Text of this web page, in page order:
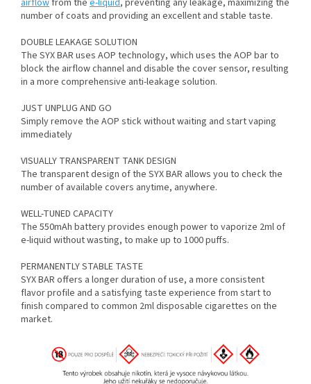
airflowfrom the e-liquid, preventing any leakage, maximizing the
number of coats and providing an excellent and stable taste.
DOUBLE LEAKAGE SOLUTION
The SYX BAR uses AOP technology, which uses the AOP bar to
block the airflow channel and disable the cover sensor, resulting
in a more comprehensive anti-leakage solution.
JUST UNPLUG AND GO
Simply remove the AOP stick without waiting and start vaping
immediately
VISUALLY TRANSPARENT TANK DESIGN
The transparent design of the SYX BAR allows you to check the
number of available covers anytime, anywhere.
WELL-TUNED CAPACITY
The 550mAh battery provides enough power to vaporize 2ml of
e-liquid without wasting, to make up to 1000 puffs.
PERMANENTLY STABLE TASTE
SYX BAR offers a longer duration of use, a more consistent
flavor profile and a satisfying taste experience from start to
finish compared to common 2ml disposable cigarettes on the
market.